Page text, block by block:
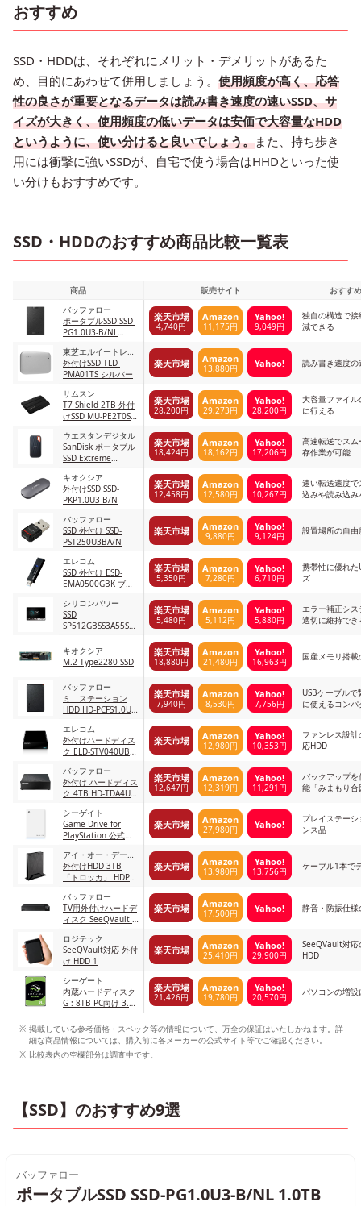
おすすめ
SSD・HDDは、それぞれにメリット・デメリットがあるた
め、目的にあわせて併用しましょう。 使用頻度が高く、応答
性の良さが重要となるデータは読み書き速度の速いSSD、サ
イズが大きく、使用頻度の低いデータは安価で大容量なHDD
というように、使い分けると良いでしょう。また、持ち歩き
用には衝撃に強いSSDが、自宅で使う場合はHHDといった使
い分けもおすすめです。
SSD・HDDのおすすめ商品比較一覧表
商品 販売サイト
おすす
バッファロー
ポータブルSSD SSD-
PG1.0U3-B/NL
楽天市場
4,740円
Amazon
11,175円
Yahoo!
9,049円
独自の構造で
減できる
東芝エルイートレー
ディング
外付けSSD TLD-
PMA01TS シルバー
楽天市場 Amazon
13,880円 Yahoo! 読み書き速度の
サムスン
T7 Shield 2TB 外付
けSSD MU-PE2T0S-
楽天市場
28,200円
Amazon
29,273円
Yahoo!
28,200円
大容量ファイ
に行える
ウエスタンデジタル
SanDisk ポータブル
SSD Extreme
1T00-GH25
楽天市場
18,424円
Amazon
18,162円
Yahoo!
17,206円
高速転送でス
存作業が可能
キオクシア
外付けSSD SSD-
PKP1.0U3-B/N
楽天市場
12,458円
Amazon
12,580円
Yahoo!
10,267円
速い転送速度
込みや読み込み
バッファロー
SSD 外付け SSD-
PST250U3BA/N
楽天市場 Amazon
9,880円
Yahoo!
9,124円 設置場所の自由
エレコム
SSD 外付け ESD-
EMA0500GBK ブラ
楽天市場
5,350円
Amazon
7,280円
Yahoo!
6,710円
携帯性に優れた
ズ
シリコンパワー
SSD
SP512GBSS3A55S25
楽天市場
5,480円
Amazon
5,112円
Yahoo!
5,880円
エラー補正シ
適切に維持でき
キオクシア
M.2 Type2280 SSD
楽天市場
18,880円
Amazon
21,480円
Yahoo!
16,963円 国産メモリ搭載
バッファロー
ミニステーション
HDD HD-PCFS1.0U3-
楽天市場
7,940円
Amazon
8,530円
Yahoo!
7,756円
USBケーブル
に使えるコン
エレコム
外付けハードディス
ク ELD-STV040UBK
楽天市場 Amazon
12,980円
Yahoo!
10,353円
ファンレス設
応HDD
バッファロー
外付け ハードディス
ク 4TB HD-TDA4U3-
楽天市場
12,647円
Amazon
12,319円
Yahoo!
11,291円
バックアップ
能「みまもり
シーゲイト
Game Drive for
PlayStation 公式ラ
STLV5000300 ブラ
ック
楽天市場 Amazon
27,980円 Yahoo!
プレイステー
ンス品
アイ・オー・データ
機器
外付けHDD 3TB
「トロッカ」 HDPL-
楽天市場 Amazon
13,980円
Yahoo!
13,756円 ケーブル1本で
バッファロー
TV用外付けハードデ
ィスク SeeQVault 1
楽天市場 Amazon
17,500円 Yahoo! 静音・防振仕
ロジテック
SeeQVault対応 外付
け HDD 1
楽天市場 Amazon
25,410円
Yahoo!
29,900円
SeeQVault対応
HDD
シーゲート
内蔵ハードディスク
G : 8TB PC向け 3.5
楽天市場
21,426円
Amazon
19,780円
Yahoo!
20,570円 パソコンの増
掲載している参考価格・スペック等の情報について、万全の保証はいたしかねます。詳
細な商品情報については、購入前に各メーカーの公式サイト等でご確認ください。
比較表内の空欄部分は調査中です。
【SSD】のおすすめ9選
バッファロー
ポータブルSSD SSD-PG1.0U3-B/NL 1.0TB